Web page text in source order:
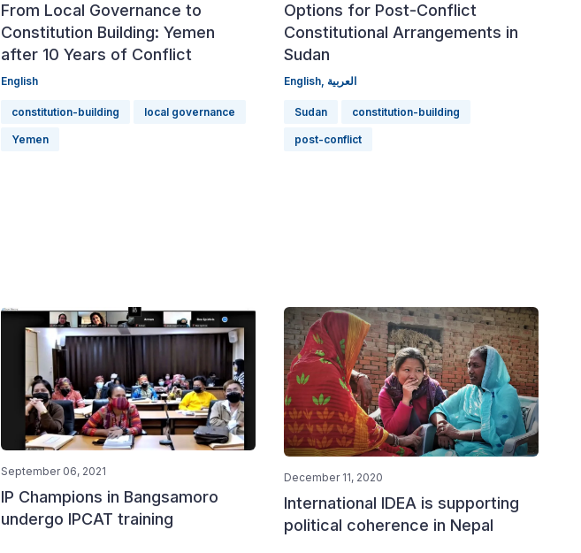
From Local Governance to
Constitution Building: Yemen
after 10 Years of Conflict
English
constitution-building local governance
Yemen
Options for Post-Conflict
Constitutional Arrangements in
Sudan
English, العربية
Sudan constitution-building
post-conflict
September 06, 2021
IP Champions in Bangsamoro
undergo IPCAT training
December 11, 2020
International IDEA is supporting
political coherence in Nepal